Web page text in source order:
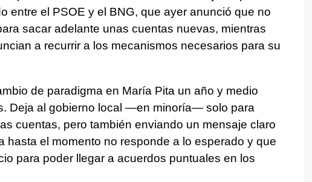
entre el PSOE y el BNG, que ayer anunció que no
sacar adelante unas cuentas nuevas, mientras
a recurrir a los mecanismos necesarios para su
de paradigma en María Pita un año y medio
Deja al gobierno local —en minoría— solo para
cuentas, pero también enviando un mensaje claro
hasta el momento no responde a lo esperado y que
para poder llegar a acuerdos puntuales en los